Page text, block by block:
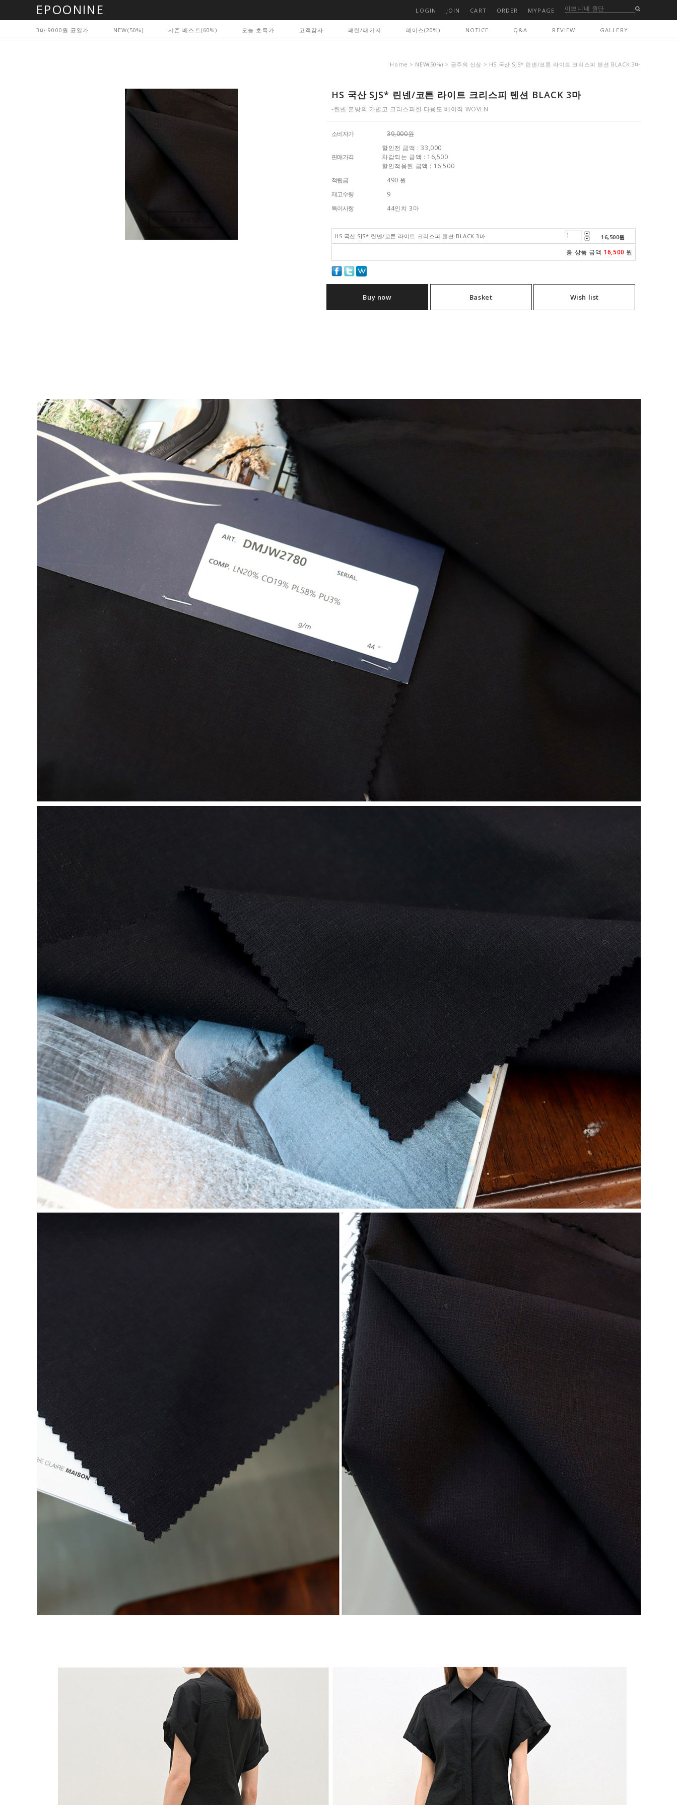
EPOONINE LOGIN JOIN CART ORDER MYPAGE
3마 9000원 균일가 NEW(50%) 시즌 베스트(60%) 오늘 초특가 고객감사 패턴/패키지 레이스(20%) NOTICE Q&A REVIEW GALLERY
Home > NEW(50%) > 금주의 신상 > HS 국산 SJS* 린넨/코튼 라이트 크리스피 텐션 BLACK 3마
HS 국산 SJS* 린넨/코튼 라이트 크리스피 텐션 BLACK 3마
-린넨 혼방의 가볍고 크리스피한 다용도 베이직 WOVEN
소비자가 39,000원
판매가격
할인전 금액 : 33,000
차감되는 금액 : 16,500
할인적용된 금액 : 16,500
적립금
490 원
재고수량
9
특이사항
44인치 3마
HS 국산 SJS* 린넨/코튼 라이트 크리스피 텐션 BLACK 3마 16,500원
총 상품 금액 16,500 원
Buy now Basket Wish list